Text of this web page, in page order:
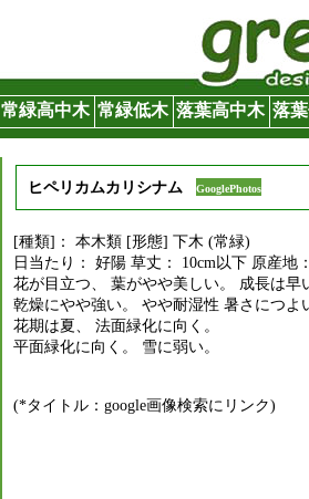
常緑高中木 常緑低木 落葉高中木 落
ヒペリカムカリシナム GooglePhotos
[種類]： 本木類 [形態] 下木 (常緑)
日当たり： 好陽 草丈： 10cm以下 原産地
花が目立つ、 葉がやや美しい。 成長は早
乾燥にやや強い。 やや耐湿性 暑さにつよ
花期は夏、 法面緑化に向く。
平面緑化に向く。 雪に弱い。
(*タイトル：google画像検索にリンク)